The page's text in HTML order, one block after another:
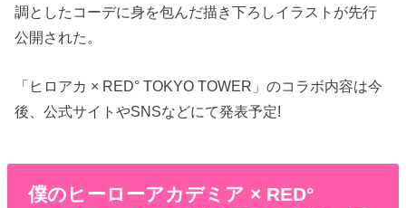
調としたコーデに身を包んだ描き下ろしイラストが先行
公開された。
「ヒロアカ × RED° TOKYO TOWER」のコラボ内容は今
後、公式サイトやSNSなどにて発表予定!
僕のヒーローアカデミア × RED°